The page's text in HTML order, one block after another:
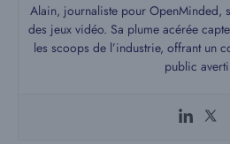
Alain, journaliste pour OpenMinded,
des jeux vidéo. Sa plume acérée
les scoops de l’industrie, offrant un
public